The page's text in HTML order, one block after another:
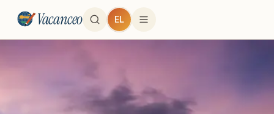
Vacanceo EL